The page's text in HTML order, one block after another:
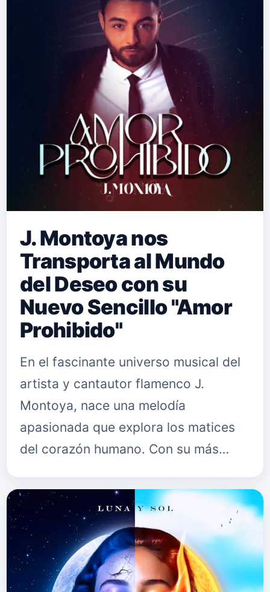
una apuesta segura para el éxito de la
compañía. La joven artista catalana
ha logrado destacarse en la escena
musical con su estilo distintivo y
letras cautivadoras, consolidando su
posición como una de las promesas
más brillantes. "Sola…
J. Montoya nos
Transporta al Mundo
del Deseo con su
Nuevo Sencillo "Amor
Prohibido"
En el fascinante universo musical del
artista y cantautor flamenco J.
Montoya, nace una melodía
apasionada que explora los matices
del corazón humano. Con su más
Montoya nos sumerge en un viaje
sonoro…